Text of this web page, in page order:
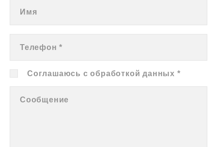
Имя
Телефон *
Соглашаюсь с обработкой данных *
Сообщение